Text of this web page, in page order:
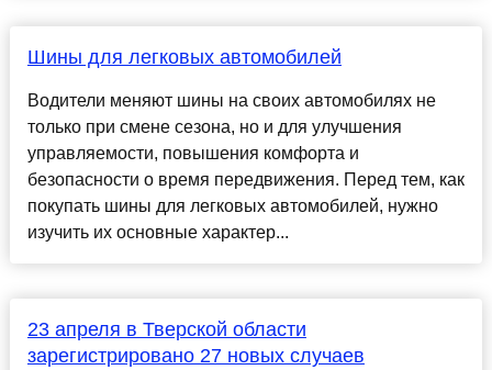
Шины для легковых автомобилей
Водители меняют шины на своих автомобилях не
только при смене сезона, но и для улучшения
управляемости, повышения комфорта и
безопасности о время передвижения. Перед тем, как
покупать шины для легковых автомобилей, нужно
изучить их основные характер...
23 апреля в Тверской области
зарегистрировано 27 новых случаев